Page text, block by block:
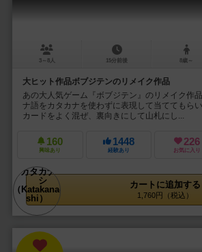
3～8人 15分前後 8歳～
大ヒット作品ボブジテンのリメイク作品
あの大人気ゲーム『ボブジテン』のリメイク作
ナ語をカタカナを使わずに表現して当ててもら
カードをよく混ぜ、裏向きにして山札にし...
160
興味あり
1448
経験あり
226
お気に入り
カートに追加する
1,760円（税込）